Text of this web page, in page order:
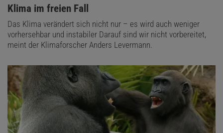
:
Klima im freien Fall
Das Klima verändert sich nicht nur – es wird auch weniger
vorhersehbar und instabiler Darauf sind wir nicht vorbereitet,
meint der Klimaforscher Anders Levermann.